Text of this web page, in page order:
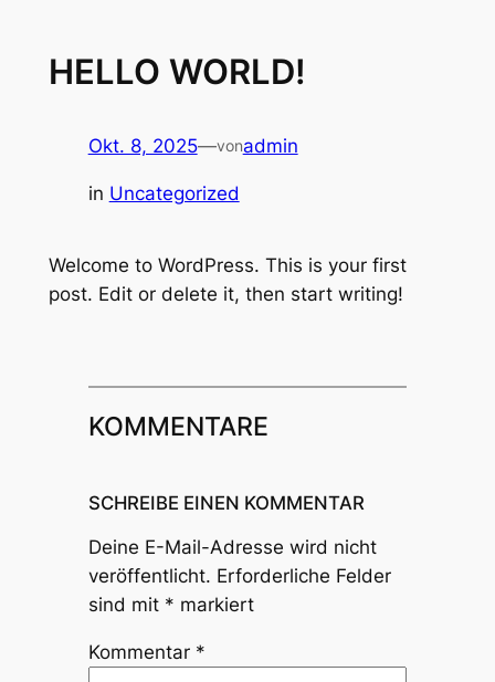
HELLO WORLD!
Okt. 8, 2025—vonadmin
in Uncategorized
Welcome to WordPress. This is your first
post. Edit or delete it, then start writing!
KOMMENTARE
SCHREIBE EINEN KOMMENTAR
Deine E-Mail-Adresse wird nicht
veröffentlicht. Erforderliche Felder
sind mit * markiert
Kommentar *